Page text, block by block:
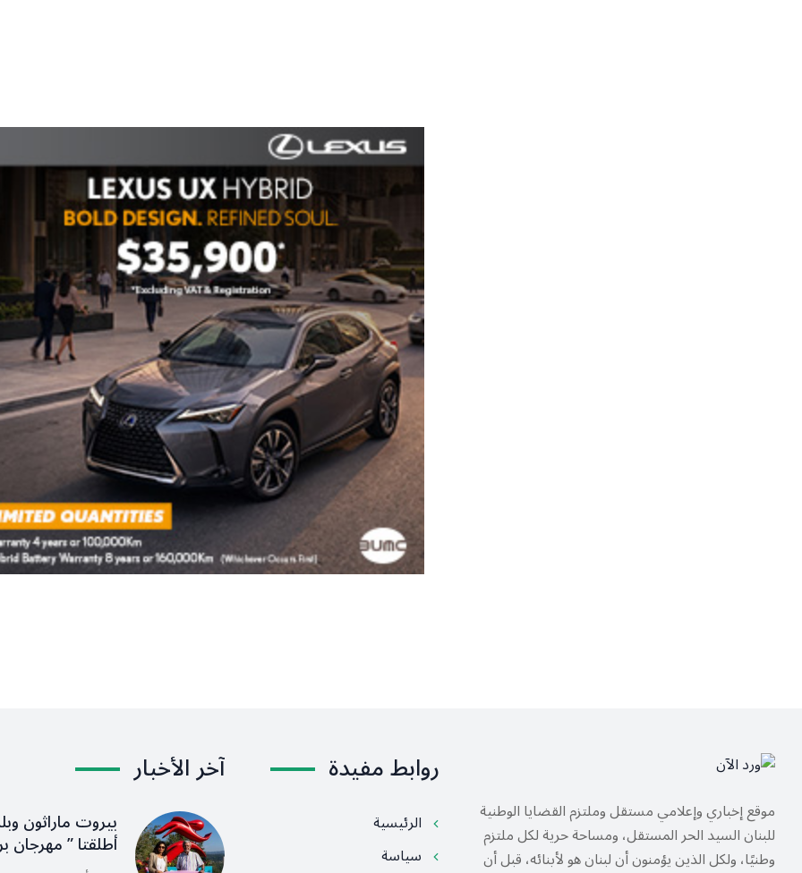
موقع إخباري وإعلامي مستقل وملتزم القضايا الوطنية
للبنان السيد الحر المستقل، ومساحة حرية لكل ملتزم
وطنيًا، ولكل الذين يؤمنون أن لبنان هو لأبنائه، قبل أن
روابط مفيدة
الرئيسية
سياسة
آخر الأخبار
بيروت ماراثون
أطلقتا ” مهرجان